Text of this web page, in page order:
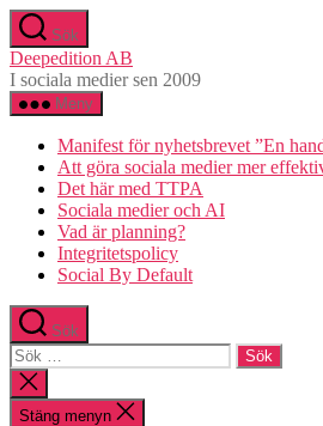
Hoppa
till
innehåll
Sök
Deepedition AB
I sociala medier sen 2009
Meny
Manifest för nyhetsbrevet ”En
Att göra sociala medier mer
Det här med TTPA
Sociala medier och AI
Vad är planning?
Integritetspolicy
Social By Default
Sök
Sök
efter:
Stäng
sökningen
Stäng menyn